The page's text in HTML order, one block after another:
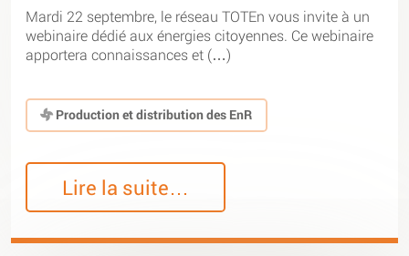
Mardi 22 septembre, le réseau TOTEn vous invite à un
webinaire dédié aux énergies citoyennes. Ce webinaire
apportera connaissances et (…)
Production et distribution des EnR
Lire la suite…